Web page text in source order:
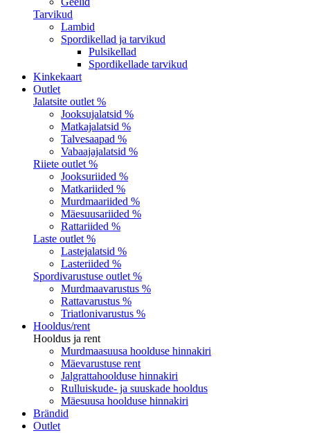
Tarvikud
Lambid
Spordikellad ja tarvikud
Pulsikellad
Spordikellade tarvikud
Kinkekaart
Outlet
Jalatsite outlet %
Jooksujalatsid %
Matkajalatsid %
Talvesaapad %
Vabaajajalatsid %
Riiete outlet %
Jooksuriided %
Matkariided %
Murdmaariided %
Mäesuusariided %
Rattariided %
Laste outlet %
Lastejalatsid %
Lasteriided %
Spordivarustuse outlet %
Murdmaavarustus %
Rattavarustus %
Triatlonivarustus %
Hooldus/rent
Hooldus ja rent
Murdmaasuusa hoolduse hinnakiri
Mäevarustuse rent
Jalgrattahoolduse hinnakiri
Rulluiskude- ja suuskade hooldus
Mäesuusa hoolduse hinnakiri
Brändid
Outlet